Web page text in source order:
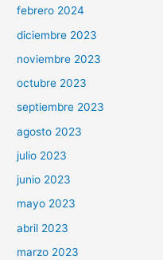
:febrero 2024
diciembre 2023
noviembre 2023
octubre 2023
septiembre 2023
agosto 2023
julio 2023
junio 2023
mayo 2023
abril 2023
marzo 2023